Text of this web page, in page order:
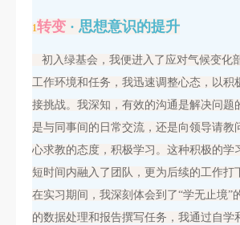
1转变 · 思想意识的提升
初入绿基会，我便进入了应对气候变化
工作环境和任务，我迅速调整心态，以积
接挑战。我深知，有效的沟通是解决问题
是与同事间的日常交流，还是向领导请教
心求教的态度，积极学习。这种积极的学
短时间内融入了团队，更为后续的工作打
在实习期间，我深刻体会到了“学无止境”
的数据处理和报告撰写任务，我通过自学